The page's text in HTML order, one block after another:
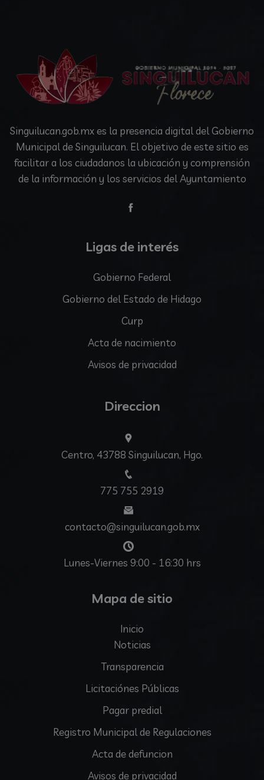
Singuilucan.gob.mx es la presencia digital del Gobierno
Municipal de Singuilucan. El objetivo de este sitio es
facilitar a los ciudadanos la ubicación y comprensión
de la información y los servicios del Ayuntamiento
Ligas de interés
Gobierno Federal
Gobierno del Estado de Hidago
Curp
Acta de nacimiento
Avisos de privacidad
Direccion
Centro, 43788 Singuilucan, Hgo.
775 755 2919
contacto@singuilucan.gob.mx
Lunes-Viernes 9:00 - 16:30 hrs
Mapa de sitio
Inicio
Noticias
Transparencia
Licitaciónes Públicas
Pagar predial
Registro Municipal de Regulaciones
Acta de defuncion
Avisos de privacidad